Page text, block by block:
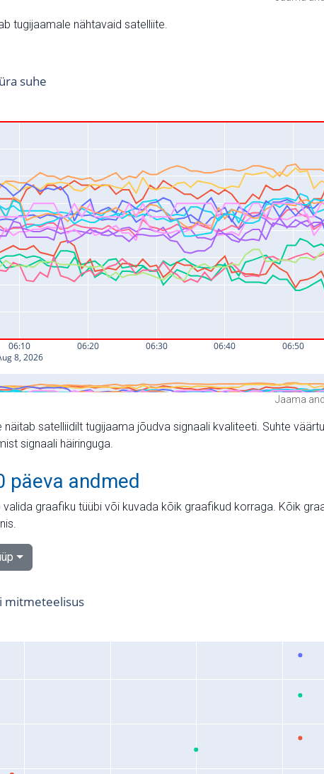
tugijaamale nähtavaid satelliite.
Jaama
näitab satelliidilt tugijaama jõudva signaali kvaliteeti. Suhte
signaali häiringuga.
päeva andmed
valida graafiku tüübi või kuvada kõik graafikud korraga. Kõik
mitmeteelisus